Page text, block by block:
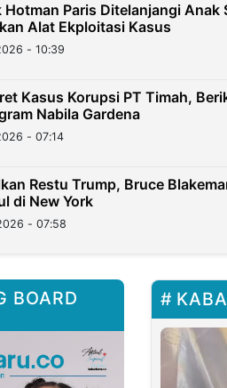
Hotman Paris Ditelanjangi Anak
Alat Ekploitasi Kasus
- 10:39
Kasus Korupsi PT Timah,
Nabila Gardena
- 07:14
Restu Trump, Bruce
di New York
- 07:58
BOARD